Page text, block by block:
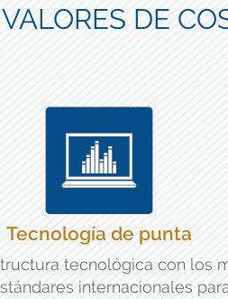
DE
Tecnología de punta
tecnológica con los
internacionales